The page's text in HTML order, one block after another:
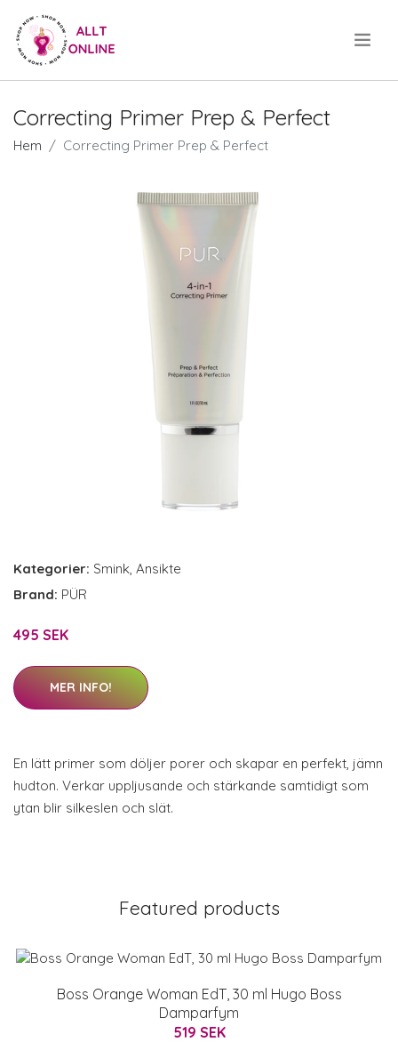
Correcting Primer Prep & Perfect
Hem Correcting Primer Prep & Perfect
Kategorier: Smink, Ansikte
Brand: PÜR
495 SEK
MER INFO!
En lätt primer som döljer porer och skapar en perfekt, jämn
hudton. Verkar uppljusande och stärkande samtidigt som
ytan blir silkeslen och slät.
Featured products
Boss Orange Woman EdT, 30 ml Hugo Boss
Damparfym
519 SEK